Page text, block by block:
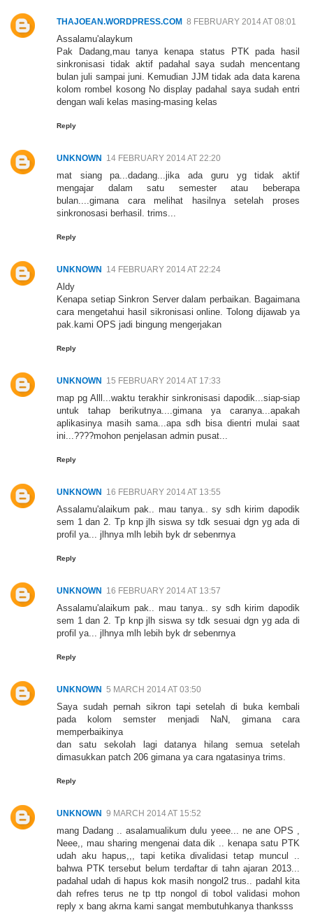
THAJOEAN.WORDPRESS.COM 8 FEBRUARY 2014 AT 08:01
Assalamu'alaykum
Pak Dadang,mau tanya kenapa status PTK pada hasil
sinkronisasi tidak aktif padahal saya sudah mencentang
bulan juli sampai juni. Kemudian JJM tidak ada data karena
kolom rombel kosong No display padahal saya sudah entri
dengan wali kelas masing-masing kelas
Reply
UNKNOWN 14 FEBRUARY 2014 AT 22:20
mat siang pa...dadang...jika ada guru yg tidak aktif
mengajar dalam satu semester atau beberapa
bulan....gimana cara melihat hasilnya setelah proses
sinkronosasi berhasil. trims...
Reply
UNKNOWN 14 FEBRUARY 2014 AT 22:24
Aldy
Kenapa setiap Sinkron Server dalam perbaikan. Bagaimana
cara mengetahui hasil sikronisasi online. Tolong dijawab ya
pak.kami OPS jadi bingung mengerjakan
Reply
UNKNOWN 15 FEBRUARY 2014 AT 17:33
map pg Alll...waktu terakhir sinkronisasi dapodik...siap-siap
untuk tahap berikutnya....gimana ya caranya...apakah
aplikasinya masih sama...apa sdh bisa dientri mulai saat
ini...????mohon penjelasan admin pusat...
Reply
UNKNOWN 16 FEBRUARY 2014 AT 13:55
Assalamu'alaikum pak.. mau tanya.. sy sdh kirim dapodik
sem 1 dan 2. Tp knp jlh siswa sy tdk sesuai dgn yg ada di
profil ya... jlhnya mlh lebih byk dr sebenrnya
Reply
UNKNOWN 16 FEBRUARY 2014 AT 13:57
Assalamu'alaikum pak.. mau tanya.. sy sdh kirim dapodik
sem 1 dan 2. Tp knp jlh siswa sy tdk sesuai dgn yg ada di
profil ya... jlhnya mlh lebih byk dr sebenrnya
Reply
UNKNOWN 5 MARCH 2014 AT 03:50
Saya sudah pernah sikron tapi setelah di buka kembali
pada kolom semster menjadi NaN, gimana cara
memperbaikinya
dan satu sekolah lagi datanya hilang semua setelah
dimasukkan patch 206 gimana ya cara ngatasinya trims.
Reply
UNKNOWN 9 MARCH 2014 AT 15:52
mang Dadang .. asalamualikum dulu yeee... ne ane OPS ,
Neee,, mau sharing mengenai data dik .. kenapa satu PTK
udah aku hapus,,, tapi ketika divalidasi tetap muncul ..
bahwa PTK tersebut belum terdaftar di tahn ajaran 2013...
padahal udah di hapus kok masih nongol2 trus.. padahl kita
dah refres terus ne tp ttp nongol di tobol validasi mohon
reply x bang akrna kami sangat membutuhkanya thanksss